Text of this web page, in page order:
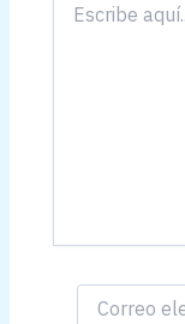
aquí...
Correo
electrónico*